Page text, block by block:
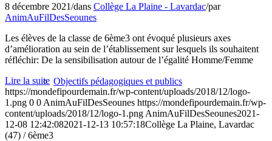
Objectifs pédagogiques et publics
8 décembre 2021/dans Collège La Plaine - Lavardac/par
AnimAuFilDesSeounes
Les élèves de la classe de 6ème3 ont évoqué plusieurs axes
d’amélioration au sein de l’établissement sur lesquels ils souhaitent
réfléchir: De la sensibilisation autour de l’égalité Homme/Femme
Lire la suite
https://mondefipourdemain.fr/wp-content/uploads/2018/12/logo-
1.png 0 0 AnimAuFilDesSeounes https://mondefipourdemain.fr/wp-
content/uploads/2018/12/logo-1.png AnimAuFilDesSeounes2021-
12-08 12:42:082021-12-13 10:57:18Collège La Plaine, Lavardac
(47) / 6ème3